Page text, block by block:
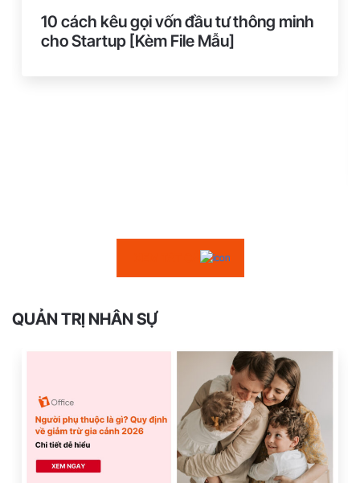
10 cách kêu gọi vốn đầu tư thông minh
cho Startup [Kèm File Mẫu]
QUẢN TRỊ NHÂN SỰ